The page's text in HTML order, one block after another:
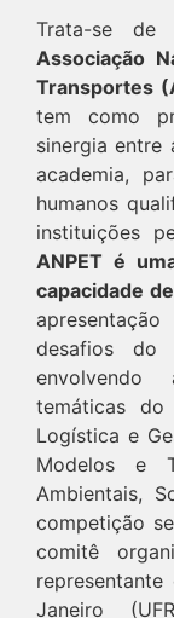
Trata-se de
Associação
Transportes
tem como
sinergia entre
academia,
humanos
instituições
ANPET é
capacidade
desafios do
envolvendo
temáticas do
Logística e
Modelos e
Ambientais,
competição
comitê
Janeiro